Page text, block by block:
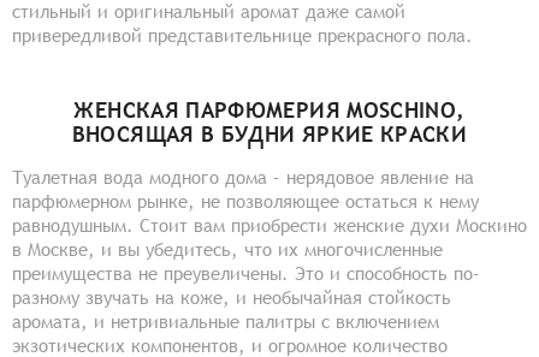
стильный и оригинальный аромат даже самой
привередливой представительнице прекрасного пола.
ЖЕНСКАЯ ПАРФЮМЕРИЯ MOSCHINO,
ВНОСЯЩАЯ В БУДНИ ЯРКИЕ КРАСКИ
Туалетная вода модного дома – нерядовое явление на
парфюмерном рынке, не позволяющее остаться к нему
равнодушным. Стоит вам приобрести женские духи Москино
в Москве, и вы убедитесь, что их многочисленные
преимущества не преувеличены. Это и способность по-
разному звучать на коже, и необычайная стойкость
аромата, и нетривиальные палитры с включением
экзотических компонентов, и огромное количество